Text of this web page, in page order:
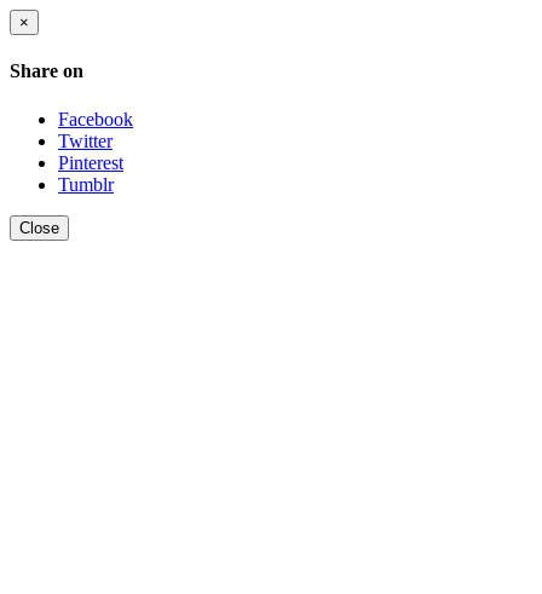
×
Share on
Facebook
Twitter
Pinterest
Tumblr
Close